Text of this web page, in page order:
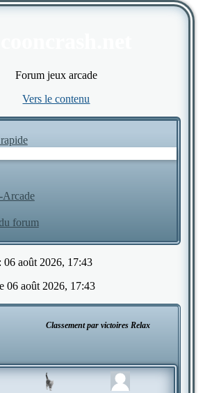
Forum jeux arcade
Vers le contenu
Arcade
forum
06 août 2026, 17:43
06 août 2026, 17:43
Classement par victoires Relax